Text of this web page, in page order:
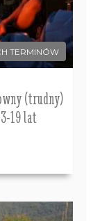
TERMINÓW
(trudny)
19 lat